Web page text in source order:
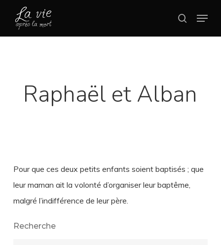
main
search
Menu
Raphaël et Alban
Pour que ces deux petits enfants soient baptisés ; que
leur maman ait la volonté d’organiser leur baptême,
malgré l’indifférence de leur père.
Recherche